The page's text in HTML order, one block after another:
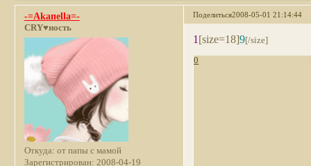
Поделиться2008-05-01 21:14:44
-=Akaпella=-
CRY♥ность
Откуда: от папы с мамой
Зарегистрирован: 2008-04-19
1 [size=18]9[/size]
0